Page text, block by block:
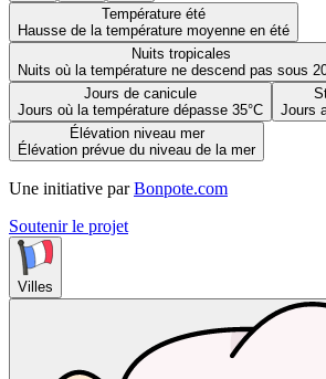
Température été
Hausse de la température moyenne en été
Nuits tropicales
Nuits où la température ne descend pas sous
Jours de canicule
Jours où la température dépasse 35°C
Jours
Élévation niveau mer
Élévation prévue du niveau de la mer
Une initiative par Bonpote.com
Soutenir le projet
Villes